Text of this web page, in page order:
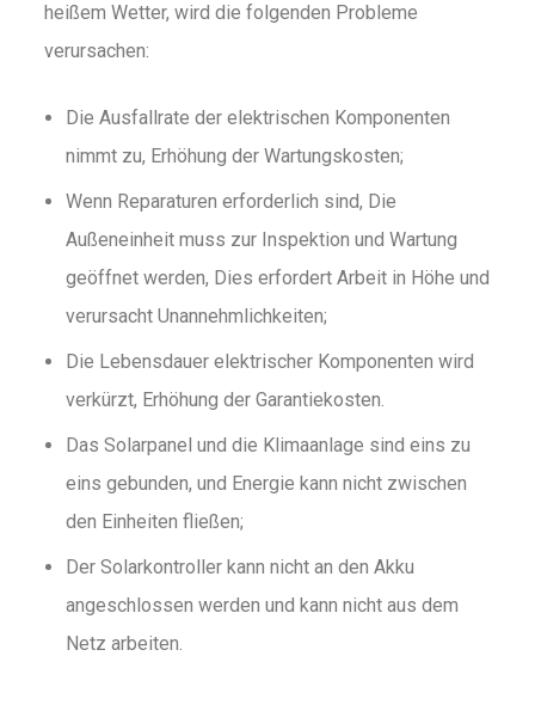
heißem Wetter, wird die folgenden Probleme
verursachen:
Die Ausfallrate der elektrischen Komponenten
nimmt zu, Erhöhung der Wartungskosten;
Wenn Reparaturen erforderlich sind, Die
Außeneinheit muss zur Inspektion und Wartung
geöffnet werden, Dies erfordert Arbeit in Höhe und
verursacht Unannehmlichkeiten;
Die Lebensdauer elektrischer Komponenten wird
verkürzt, Erhöhung der Garantiekosten.
Das Solarpanel und die Klimaanlage sind eins zu
eins gebunden, und Energie kann nicht zwischen
den Einheiten fließen;
Der Solarkontroller kann nicht an den Akku
angeschlossen werden und kann nicht aus dem
Netz arbeiten.